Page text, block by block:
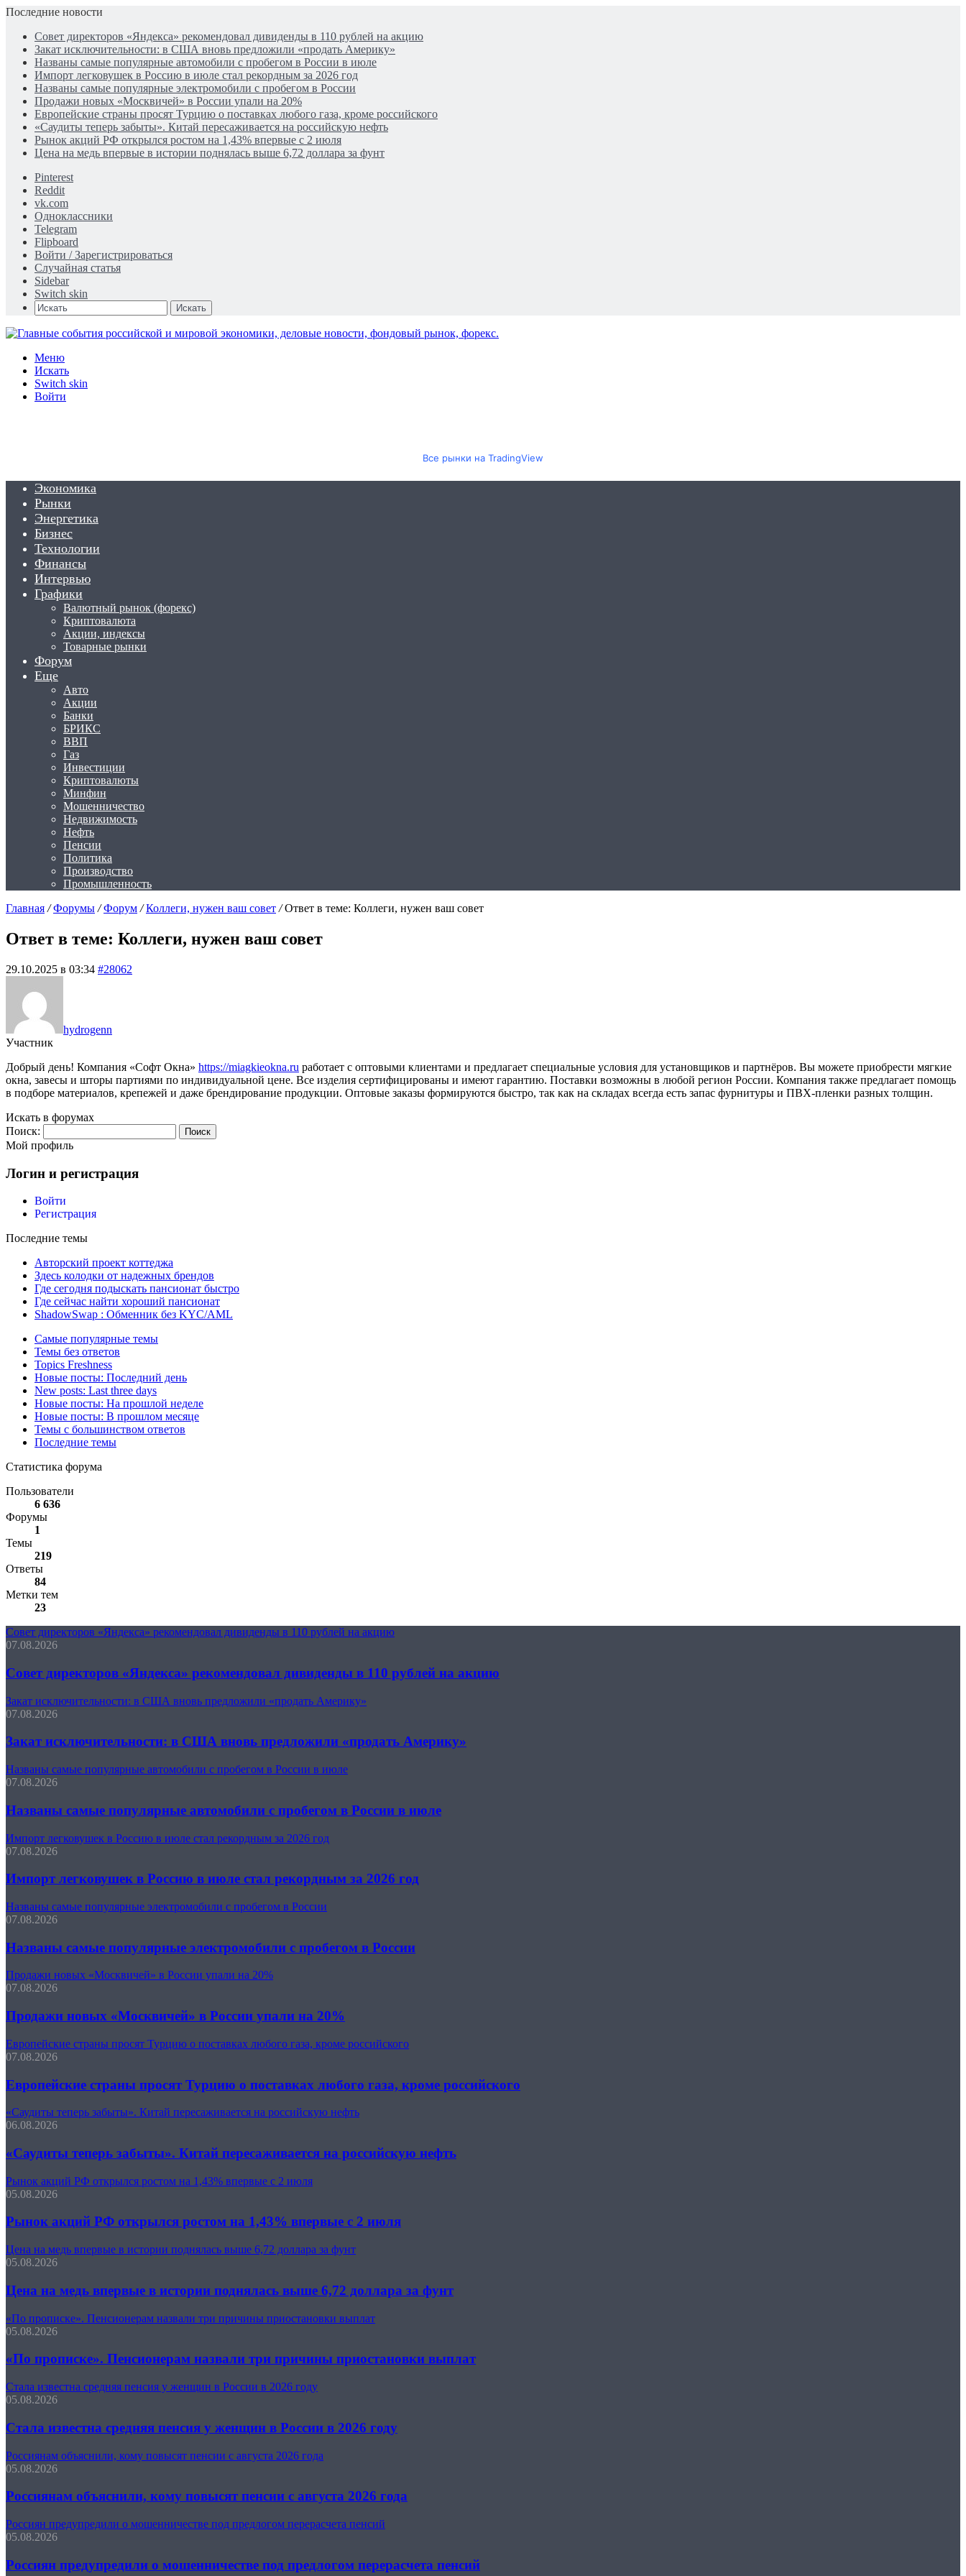
Последние новости
Совет директоров «Яндекса» рекомендовал дивиденды в 110 рублей на акцию
Закат исключительности: в США вновь предложили «продать Америку»
Названы самые популярные автомобили с пробегом в России в июле
Импорт легковушек в Россию в июле стал рекордным за 2026 год
Названы самые популярные электромобили с пробегом в России
Продажи новых «Москвичей» в России упали на 20%
Европейские страны просят Турцию о поставках любого газа, кроме российского
«Саудиты теперь забыты». Китай пересаживается на российскую нефть
Рынок акций РФ открылся ростом на 1,43% впервые с 2 июля
Цена на медь впервые в истории поднялась выше 6,72 доллара за фунт
Pinterest
Reddit
vk.com
Одноклассники
Telegram
Flipboard
Войти / Зарегистрироваться
Случайная статья
Sidebar
Switch skin
Искать
Меню
Искать
Switch skin
Войти
Все рынки на TradingView
Экономика
Рынки
Энергетика
Бизнес
Технологии
Финансы
Интервью
Графики
Валютный рынок (форекс)
Криптовалюта
Акции, индексы
Товарные рынки
Форум
Еще
Авто
Акции
Банки
БРИКС
ВВП
Газ
Инвестиции
Криптовалюты
Минфин
Мошенничество
Недвижимость
Нефть
Пенсии
Политика
Производство
Промышленность
Главная / Форумы / Форум / Коллеги, нужен ваш совет / Ответ в теме: Коллеги, нужен ваш совет
Ответ в теме: Коллеги, нужен ваш совет
29.10.2025 в 03:34 #28062
hydrogenn
Участник
Добрый день! Компания «Софт Окна» https://miagkieokna.ru работает с оптовыми клиентами и предлагает специальные условия для установщиков и партнёров. Вы можете приобрести мягкие
окна, завесы и шторы партиями по индивидуальной цене. Все изделия сертифицированы и имеют гарантию. Поставки возможны в любой регион России. Компания также предлагает помощь
в подборе материалов, крепежей и даже брендирование продукции. Оптовые заказы формируются быстро, так как на складах всегда есть запас фурнитуры и ПВХ-пленки разных толщин.
Искать в форумах
Поиск:
Мой профиль
Логин и регистрация
Войти
Регистрация
Последние темы
Авторский проект коттеджа
Здесь колодки от надежных брендов
Где сегодня подыскать пансионат быстро
Где сейчас найти хороший пансионат
ShadowSwap : Обменник без KYC/AML
Самые популярные темы
Темы без ответов
Topics Freshness
Новые посты: Последний день
New posts: Last three days
Новые посты: На прошлой неделе
Новые посты: В прошлом месяце
Темы с большинством ответов
Последние темы
Статистика форума
Пользователи
6 636
Форумы
1
Темы
219
Ответы
84
Метки тем
23
Совет директоров «Яндекса» рекомендовал дивиденды в 110 рублей на акцию
07.08.2026
Совет директоров «Яндекса» рекомендовал дивиденды в 110 рублей на акцию
Закат исключительности: в США вновь предложили «продать Америку»
07.08.2026
Закат исключительности: в США вновь предложили «продать Америку»
Названы самые популярные автомобили с пробегом в России в июле
07.08.2026
Названы самые популярные автомобили с пробегом в России в июле
Импорт легковушек в Россию в июле стал рекордным за 2026 год
07.08.2026
Импорт легковушек в Россию в июле стал рекордным за 2026 год
Названы самые популярные электромобили с пробегом в России
07.08.2026
Названы самые популярные электромобили с пробегом в России
Продажи новых «Москвичей» в России упали на 20%
07.08.2026
Продажи новых «Москвичей» в России упали на 20%
Европейские страны просят Турцию о поставках любого газа, кроме российского
07.08.2026
Европейские страны просят Турцию о поставках любого газа, кроме российского
«Саудиты теперь забыты». Китай пересаживается на российскую нефть
06.08.2026
«Саудиты теперь забыты». Китай пересаживается на российскую нефть
Рынок акций РФ открылся ростом на 1,43% впервые с 2 июля
05.08.2026
Рынок акций РФ открылся ростом на 1,43% впервые с 2 июля
Цена на медь впервые в истории поднялась выше 6,72 доллара за фунт
05.08.2026
Цена на медь впервые в истории поднялась выше 6,72 доллара за фунт
«По прописке». Пенсионерам назвали три причины приостановки выплат
05.08.2026
«По прописке». Пенсионерам назвали три причины приостановки выплат
Стала известна средняя пенсия у женщин в России в 2026 году
05.08.2026
Стала известна средняя пенсия у женщин в России в 2026 году
Россиянам объяснили, кому повысят пенсии с августа 2026 года
05.08.2026
Россиянам объяснили, кому повысят пенсии с августа 2026 года
Россиян предупредили о мошенничестве под предлогом перерасчета пенсий
05.08.2026
Россиян предупредили о мошенничестве под предлогом перерасчета пенсий